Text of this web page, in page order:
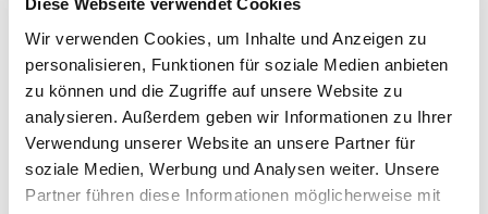
Wir verwenden Cookies, um Inhalte und Anzeigen zu
personalisieren, Funktionen für soziale Medien anbieten
zu können und die Zugriffe auf unsere Website zu
analysieren. Außerdem geben wir Informationen zu Ihrer
Verwendung unserer Website an unsere Partner für
soziale Medien, Werbung und Analysen weiter. Unsere
Partner führen diese Informationen möglicherweise mit
Gospels. Die Mitglieder gemischten Alters singen
bei Konzerten, aber auch in Gottesdiensten und bei
anderen Gemeindeveranstalltungen.